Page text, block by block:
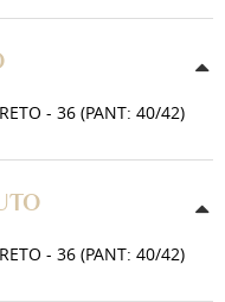
- 36 (PANT: 40/42)
- 36 (PANT: 40/42)